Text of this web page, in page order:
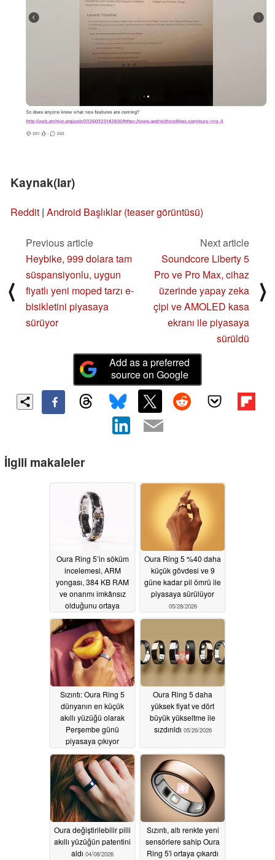
Kaynak(lar)
Reddit | Android Başlıklar (teaser görüntüsü)
⟨
Previous article
Heybike, 999 dolara tam
süspansiyonlu, uygun
fiyatlı yeni moped tarzı e-
bisikletini piyasaya
sürüyor
Next article
Soundcore Liberty 5
Pro ve Pro Max, cihaz
üzerinde yapay zeka
çipi ve AMOLED kasa
ekranı ile piyasaya
sürüldü
⟩
Add as a preferred
source on Google
İlgili makaleler
Oura Ring 5’in söküm
incelemesi, ARM
yongası, 384 KB RAM
ve onarımı imkânsız
olduğunu ortaya
koyuyor06/23/2026
Oura Ring 5 %40 daha
küçük gövdesi ve 9
güne kadar pil ömrü ile
piyasaya sürülüyor
05/28/2026
Sızıntı: Oura Ring 5
dünyanın en küçük
akıllı yüzüğü olarak
Perşembe günü
piyasaya çıkıyor
05/28/2026
Oura Ring 5 daha
yüksek fiyat ve dört
büyük yükseltme ile
sızdırıldı 05/26/2026
Oura değiştirilebilir pilli
akıllı yüzüğün patentini
aldı 04/08/2026
Sızıntı, altı renkte yeni
sensörlere sahip Oura
Ring 5'i ortaya çıkardı